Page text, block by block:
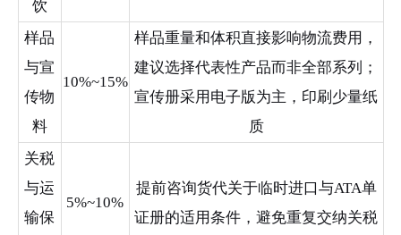
饮
样品
与宣
传物
料
10%~15%
样品重量和体积直接影响物流费用，
建议选择代表性产品而非全部系列；
宣传册采用电子版为主，印刷少量纸
质
关税
与运
输保
5%~10%
提前咨询货代关于临时进口与ATA单
证册的适用条件，避免重复交纳关税